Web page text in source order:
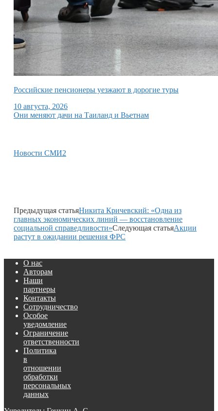
Российские пенсионеры уезжают в дорогие туры
10 августа, 2026
Они меняют дачи на Таиланд и Вьетнам
Новости СМИ2
Предыдущая статьяНикита Кричевский: «Одна из
главных экономических линий — восстановление
социальной справедливости»Следующая статьяАкции
растут в ожидании решения ФРС
О нас
Авторам
Наши
партнеры
Контакты
Сотрудничество
Особое
уведомление
Ограничение
ответственности
Политика
в
отношении
обработки
персональных
данных